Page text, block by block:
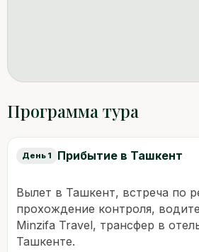
Программа тура
День 1 Прибытие в Ташкент
Вылет в Ташкент, встреча по
прохождение контроля,
Minzifa Travel, трансфер в
Ташкенте.